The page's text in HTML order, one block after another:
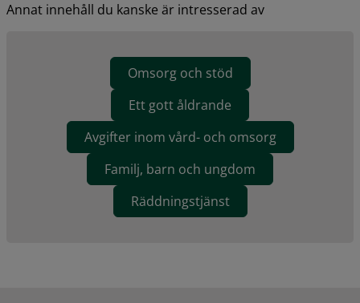
Annat innehåll du kanske är intresserad av
Omsorg och stöd
Ett gott åldrande
Avgifter inom vård- och omsorg
Familj, barn och ungdom
Räddningstjänst